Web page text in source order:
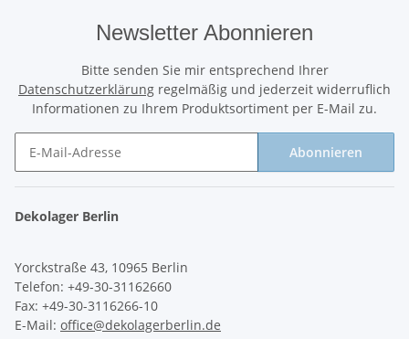
Newsletter Abonnieren
Bitte senden Sie mir entsprechend Ihrer
Datenschutzerklärung regelmäßig und jederzeit widerruflich
Informationen zu Ihrem Produktsortiment per E-Mail zu.
Abonnieren
Dekolager Berlin
Yorckstraße 43, 10965 Berlin
Telefon: +49-30-31162660
Fax: +49-30-3116266-10
E-Mail: office@dekolagerberlin.de